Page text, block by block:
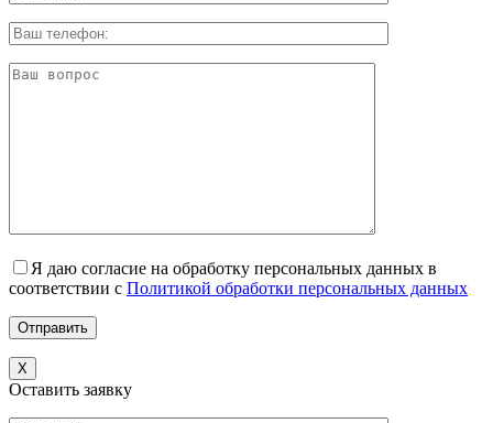
Я даю согласие на обработку персональных данных в
соответствии с Политикой обработки персональных данных
X
Оставить заявку